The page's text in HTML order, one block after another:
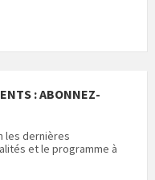
: ABONNEZ-
les dernières
et le programme à